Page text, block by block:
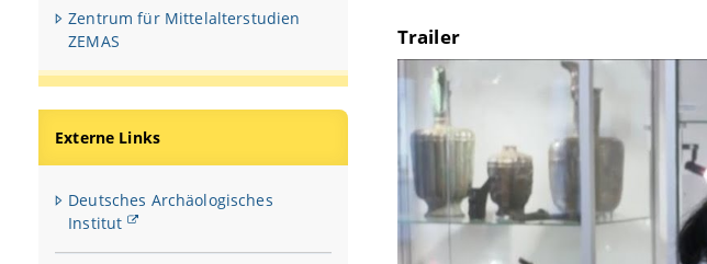
Zentrum für Mittelalterstudien
ZEMAS
Externe Links
Deutsches Archäologisches
Institut
Trailer